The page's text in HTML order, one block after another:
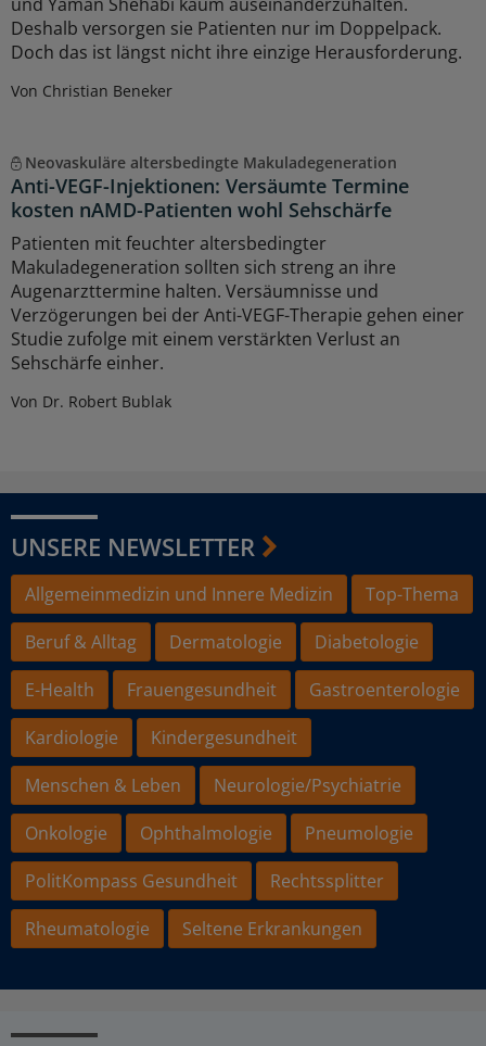
Deshalb versorgen sie Patienten nur im Doppelpack.
Doch das ist längst nicht ihre einzige Herausforderung.
Von Christian Beneker
Neovaskuläre altersbedingte Makuladegeneration
Anti-VEGF-Injektionen: Versäumte Termine
kosten nAMD-Patienten wohl Sehschärfe
Patienten mit feuchter altersbedingter
Makuladegeneration sollten sich streng an ihre
Augenarzttermine halten. Versäumnisse und
Verzögerungen bei der Anti-VEGF-Therapie gehen einer
Studie zufolge mit einem verstärkten Verlust an
Sehschärfe einher.
Von Dr. Robert Bublak
UNSERE NEWSLETTER
Allgemeinmedizin und Innere Medizin
Top-Thema
Beruf & Alltag
Dermatologie
Diabetologie
E-Health
Frauengesundheit
Gastroenterologie
Kardiologie
Kindergesundheit
Menschen & Leben
Neurologie/Psychiatrie
Onkologie
Ophthalmologie
Pneumologie
PolitKompass Gesundheit
Rechtssplitter
Rheumatologie
Seltene Erkrankungen